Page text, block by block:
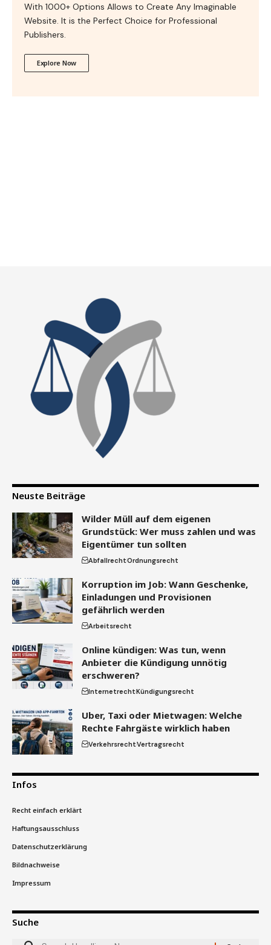
With 1000+ Options Allows to Create Any Imaginable
Website. It is the Perfect Choice for Professional
Publishers.
Explore Now
Neuste Beiträge
Wilder Müll auf dem eigenen
Grundstück: Wer muss zahlen und was
Eigentümer tun sollten
AbfallrechtOrdnungsrecht
Korruption im Job: Wann Geschenke,
Einladungen und Provisionen
gefährlich werden
Arbeitsrecht
Online kündigen: Was tun, wenn
Anbieter die Kündigung unnötig
erschweren?
InternetrechtKündigungsrecht
Uber, Taxi oder Mietwagen: Welche
Rechte Fahrgäste wirklich haben
VerkehrsrechtVertragsrecht
Infos
Recht einfach erklärt
Haftungsausschluss
Datenschutzerklärung
Bildnachweise
Impressum
Suche